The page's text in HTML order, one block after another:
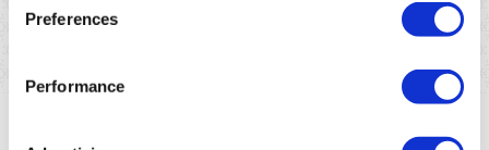
Preferences
Performance
En savoir plus